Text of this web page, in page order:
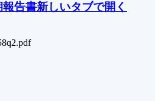
報告書新しいタブで開く